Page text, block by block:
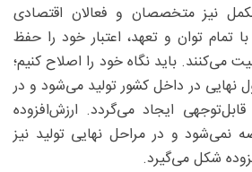
نیز متخصصان و فعالان اقتصادی
تمام توان و تعهد، اعتبار خود را حفظ
می‌کنند. باید نگاه خود را اصلاح کنیم؛
در داخل کشور تولید می‌شود و در
قابل‌توجهی ایجاد می‌گردد. ارزش‌افزوده
نمی‌شود و در مراحل نهایی تولید نیز
شکل می‌گیرد.